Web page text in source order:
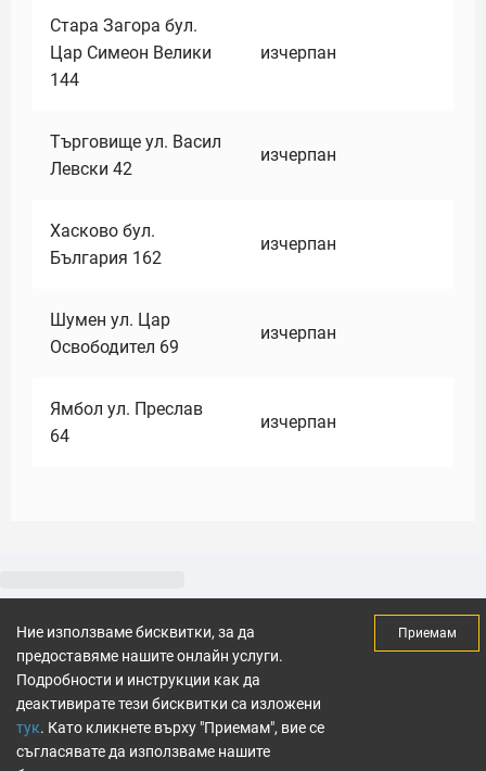
Стара Загора бул.
Цар Симеон Велики
144
изчерпан
Търговище ул. Васил
Левски 42
изчерпан
Хасково бул.
България 162
изчерпан
Шумен ул. Цар
Освободител 69
изчерпан
Ямбол ул. Преслав
64
изчерпан
Ние използваме бисквитки, за да
предоставяме нашите онлайн услуги.
Подробности и инструкции как да
деактивирате тези бисквитки са изложени
тук. Като кликнете върху "Приемам", вие се
съгласявате да използваме нашите
Приемам